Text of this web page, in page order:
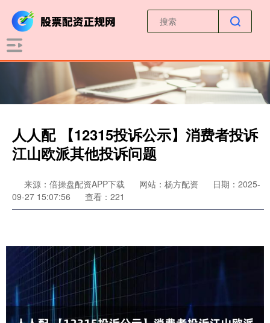
人人配 【12315投诉公示】消费者投诉
江山欧派其他投诉问题
来源：倍操盘配资APP下载 网站：杨方配资
日期：2025-
09-27 15:07:56
查看：221